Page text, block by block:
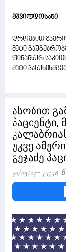
მშვილდოსანი
დროებით
მეტი
ფინანსურ
მეტი
ასობით
უკვე
გეჯაძე
30/03/23 45558